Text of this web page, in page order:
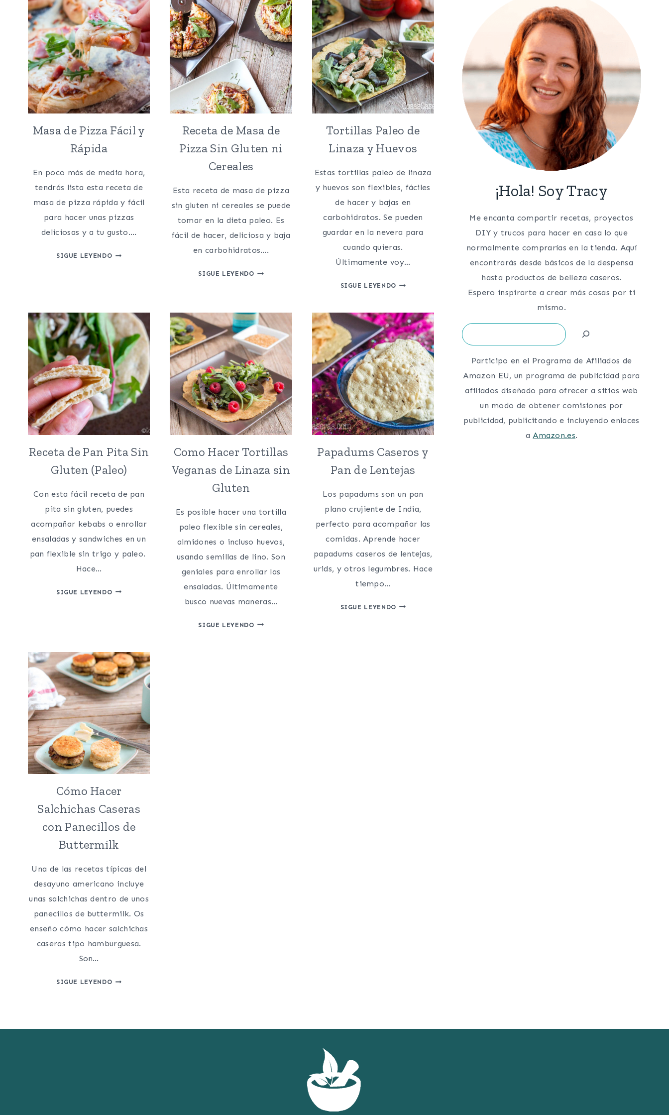
Masa de Pizza Fácil y
Rápida
En poco más de media hora,
tendrás lista esta receta de
masa de pizza rápida y fácil
para hacer unas pizzas
deliciosas y a tu gusto….
SIGUE LEYENDOMASA
RÁPIDA
Receta de Masa de
Pizza Sin Gluten ni
Cereales
Esta receta de masa de pizza
sin gluten ni cereales se puede
tomar en la dieta paleo. Es
fácil de hacer, deliciosa y baja
en carbohidratos….
SIGUE LEYENDORECETA
PIZZA
GLUTEN
NI
CEREALES
Tortillas Paleo de
Linaza y Huevos
Estas tortillas paleo de linaza
y huevos son flexibles, fáciles
de hacer y bajas en
carbohidratos. Se pueden
guardar en la nevera para
cuando quieras.
Últimamente voy…
SIGUE LEYENDOTORTILLAS
LINAZA
Y
HUEVOS
Receta de Pan Pita Sin
Gluten (Paleo)
Con esta fácil receta de pan
pita sin gluten, puedes
acompañar kebabs o enrollar
ensaladas y sandwiches en un
pan flexible sin trigo y paleo.
Hace…
SIGUE LEYENDORECETA
(PALEO)
Como Hacer Tortillas
Veganas de Linaza sin
Gluten
Es posible hacer una tortilla
paleo flexible sin cereales,
almidones o incluso huevos,
usando semillas de lino. Son
geniales para enrollar las
ensaladas. Últimamente
busco nuevas maneras…
SIGUE LEYENDOCOMO
Papadums Caseros y
Pan de Lentejas
Los papadums son un pan
plano crujiente de India,
perfecto para acompañar las
comidas. Aprende hacer
papadums caseros de lentejas,
urids, y otros legumbres. Hace
tiempo…
SIGUE LEYENDOPAPADUMS
Cómo Hacer
Salchichas Caseras
con Panecillos de
Buttermilk
Una de las recetas típicas del
desayuno americano incluye
unas salchichas dentro de unos
panecillos de buttermilk. Os
enseño cómo hacer salchichas
caseras tipo hamburguesa.
Son…
SIGUE LEYENDOCÓMO
¡Hola! Soy Tracy
Me encanta compartir recetas, proyectos
DIY y trucos para hacer en casa lo que
normalmente comprarías en la tienda. Aquí
encontrarás desde básicos de la despensa
hasta productos de belleza caseros.
Espero inspirarte a crear más cosas por ti
mismo.
Search
Participo en el Programa de Afiliados de
Amazon EU, un programa de publicidad para
afiliados diseñado para ofrecer a sitios web
un modo de obtener comisiones por
publicidad, publicitando e incluyendo enlaces
a Amazon.es.